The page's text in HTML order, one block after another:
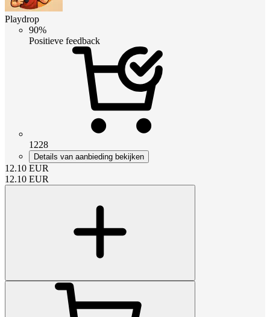
Playdrop
90%
Positieve feedback
1228
Details van aanbieding bekijken
12.10 EUR
12.10 EUR